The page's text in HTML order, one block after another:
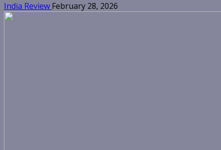
India Review February 28, 2026